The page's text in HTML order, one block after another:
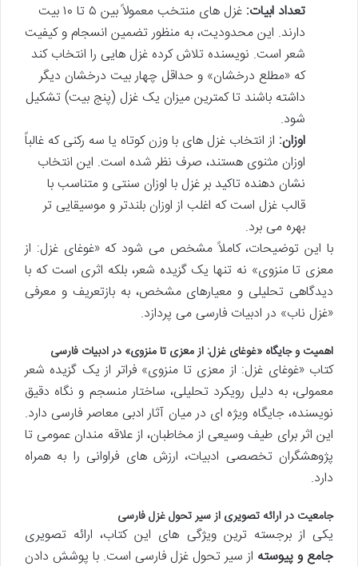
تعداد ابیات:
غزل های منتخب معمولاً بین ۵ تا ۱۰ بیت
دارند. این محدودیت، به منظور تضمین انسجام و کیفیت
شعر است. نویسنده تلاش کرده غزل هایی را انتخاب کند
که «مطلع درخشان» و حداقل چهار بیت درخشان دیگر
داشته باشند تا کمترین میزان یک غزل (پنج بیت) تشکیل
شود.
اوزان: از انتخاب غزل های با وزن کوتاه یا سه رکنی که غالباً
اوزان مثنوی هستند، صرف نظر شده است. این انتخاب
نشان دهنده تاکید بر غزل با اوزان سنتی و متناسب با
قالب غزل است که اغلب از اوزان بلندتر و موسیقایی تر
بهره می برد.
با این توضیحات، کاملاً مشخص می شود که «غوغای غزل: از
معزی تا منزوی» نه تنها یک گزیده شعر، بلکه اثری است که با
دیدگاهی تحلیلی و معیارهای مشخص، به بازتعریف و معرفی
«غزل ناب» در ادبیات فارسی می پردازد.
اهمیت و جایگاه «غوغای غزل: از معزی تا منزوی» در ادبیات فارسی
کتاب «غوغای غزل: از معزی تا منزوی» فراتر از یک گزیده شعر
معمولی، به دلیل رویکرد تحلیلی، ساختار منسجم و نگاه دقیق
نویسنده، جایگاه ویژه ای در میان آثار ادبی معاصر فارسی دارد.
این اثر برای طیف وسیعی از مخاطبان، از علاقه مندان عمومی تا
پژوهشگران تخصصی ادبیات، ارزش های فراوانی را به همراه
دارد.
جامعیت در ارائه تصویری از سیر تحول غزل فارسی
یکی از برجسته ترین ویژگی های این کتاب، ارائه تصویری
جامع و پیوسته از سیر تحول غزل فارسی است. با پوشش دادن